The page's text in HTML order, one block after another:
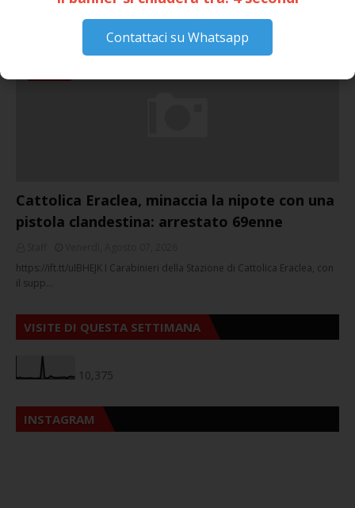
Contattaci su Whatsapp
GIUSEPPE
Cattolica Eraclea, minaccia la nipote con una
pistola clandestina: arrestato 69enne
https://ift.tt/ulBHEJK I Carabinieri della Stazione di Cattolica Eraclea, con
il supp…
VISITE DI QUESTA SETTIMANA
10,375
INSTAGRAM